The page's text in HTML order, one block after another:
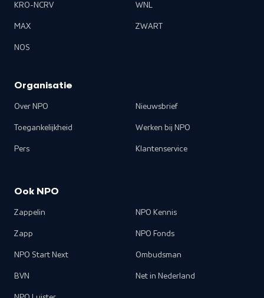
KRO-NCRV
MAX
NOS
WNL
ZWART
Organisatie
Over NPO
Toegankelijkheid
Pers
Nieuwsbrief
Werken bij NPO
Klantenservice
Ook NPO
Zappelin
Zapp
NPO Start Next
BVN
NPO Kennis
NPO Fonds
Ombudsman
Net in Nederland